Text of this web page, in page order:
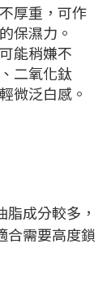
厚重，可作
保濕力。
能稍嫌不
二氧化鈦
微泛白感。
成分較多，
合需要高度鎖